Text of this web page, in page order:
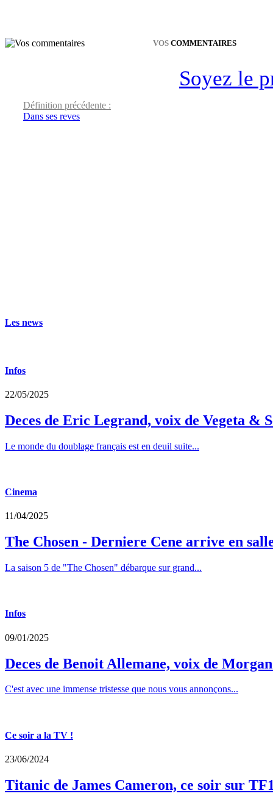
VOS COMMENTAIRES
Soyez le
Définition précédente :
Dans ses reves
Les news
Infos
22/05/2025
Deces de Eric Legrand, voix de Vegeta &
Le monde du doublage français est en deuil suite...
Cinema
11/04/2025
The Chosen - Derniere Cene arrive en
La saison 5 de "The Chosen" débarque sur grand...
Infos
09/01/2025
Deces de Benoit Allemane, voix de
C'est avec une immense tristesse que nous vous annonçons...
Ce soir a la TV !
23/06/2024
Titanic de James Cameron, ce soir sur